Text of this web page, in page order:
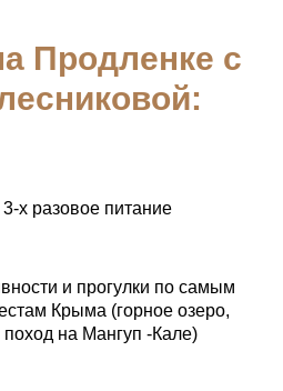
Продленке с
х разовое питание
и прогулки по самым
Крыма (горное озеро,
поход на Мангуп -Кале)